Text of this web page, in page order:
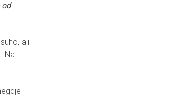
od
ali
Na
i